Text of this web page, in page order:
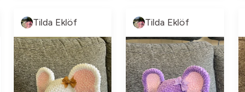
Tilda Eklöf Tilda Eklöf